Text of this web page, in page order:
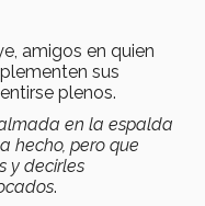
amigos en quien
sus
plenos.
en la espalda
hecho, pero que
y decirles
.